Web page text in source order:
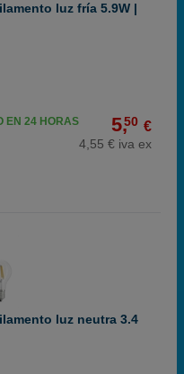
luz fría 5.9W |
5,50 €
4,55 € iva ex
EN 24 HORAS
luz neutra 3.4